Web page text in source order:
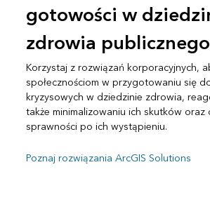
gotowości w
zdrowia publicznego
Korzystaj z rozwiązań korporacyjnych,
społecznościom w przygotowaniu się
kryzysowych w dziedzinie zdrowia,
także minimalizowaniu ich skutków oraz
sprawności po ich wystąpieniu.
Poznaj rozwiązania ArcGIS Solutions